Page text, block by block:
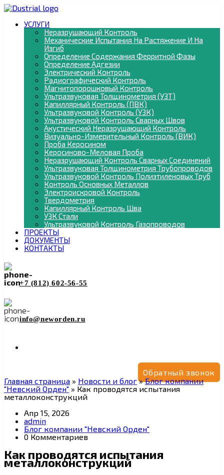
УСЛУГИ
Неразрушающий Контроль
Механические Испытания На Растяжение И На
Изгиб
Определение Содержания Ферритной Фазы
Определение Адгезии
Электрический Контроль
Радиографический Контроль
Магнитопорошковый Контроль
Ультразвуковая Толщинометрия (УЗТ)
Капиллярный Контроль (ПВК)
Ультразвуковой Контроль (УЗК)
Ультразвуковой Контроль Сварных Швов
Акустический Неразрушающий Контроль
Визуально-Измерительный Контроль (ВИК)
Проба Керосином
Керосиново-Меловая Проба
Неразрушающий Контроль Сварных Соединений
Ультразвуковая Толщинометрия Трубопроводов
Ультразвуковой Контроль Полиэтиленовых Труб
Контроль Основных Металлов
Электроискровой Контроль
Твердометрия
Капиллярный Контроль Шва
УЗК Стали
Ультразвуковой Контроль Газопроводов
ПРОЕКТЫ
ДОКУМЕНТЫ
КОНТАКТЫ
+7 (812) 602-56-55
info@neworden.ru
Обратный звонок
Главная страница » Новости и блог»Блог компании
"Невский Орден" » Как проводятся испытания
металлоконструкций
Апр 15, 2026
admin
Блог компании "Невский Орден"
0 Комментариев
Как проводятся испытания
металлоконструкций